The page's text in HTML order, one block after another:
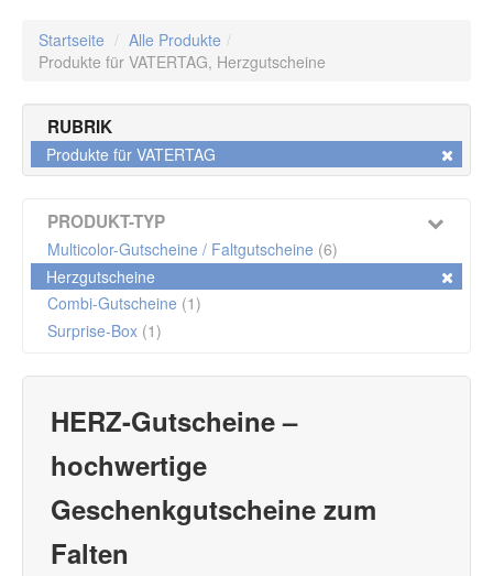
Startseite / Alle Produkte /
Produkte für VATERTAG, Herzgutscheine
RUBRIK
Produkte für VATERTAG
PRODUKT-TYP
Multicolor-Gutscheine / Faltgutscheine (6)
Herzgutscheine
Combi-Gutscheine (1)
Surprise-Box (1)
HERZ-Gutscheine–
hochwertige
Geschenkgutscheine zum
Falten